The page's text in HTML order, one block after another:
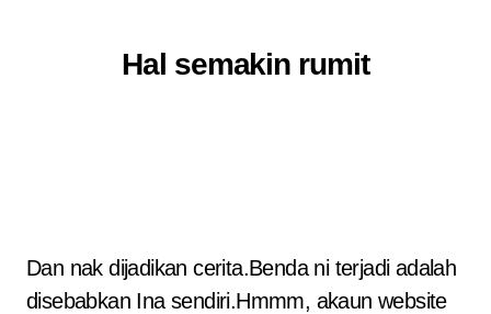
Hal semakin rumit
Dan nak dijadikan cerita.Benda ni terjadi adalah
disebabkan Ina sendiri.Hmmm, akaun website